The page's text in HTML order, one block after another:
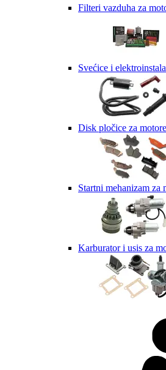
Filteri vazduha za
Svećice i
Disk pločice za motore
Startni mehanizam za
Karburator i usis za